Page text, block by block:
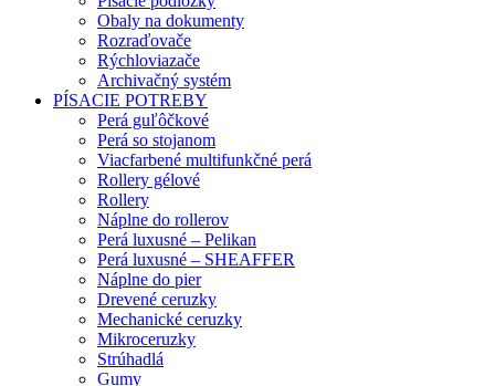
Obaly na dokumenty
Rozraďovače
Rýchloviazače
Archivačný systém
PÍSACIE POTREBY
Perá guľôčkové
Perá so stojanom
Viacfarbené multifunkčné perá
Rollery gélové
Rollery
Náplne do rollerov
Perá luxusné – Pelikan
Perá luxusné – SHEAFFER
Náplne do pier
Drevené ceruzky
Mechanické ceruzky
Mikroceruzky
Strúhadlá
Gumy